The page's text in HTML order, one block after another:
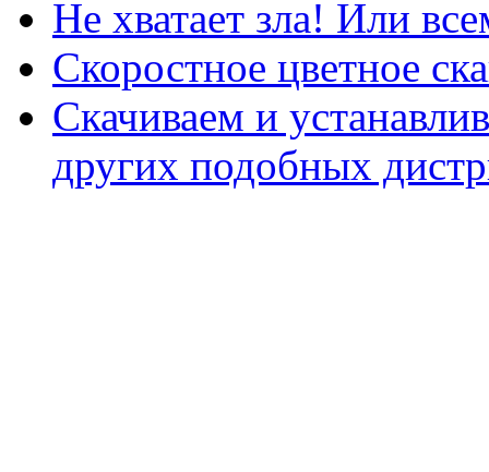
Не хватает зла! Или
Скоростное цветное
Скачиваем и
других подобных